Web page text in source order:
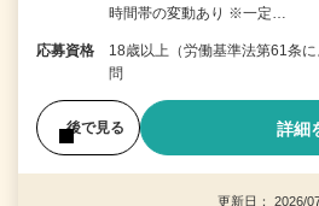
時間帯の変動あり ※一定…
応募資格
18歳以上（労働基準法第61条
問
後で見る 詳細
更新日： 2026/